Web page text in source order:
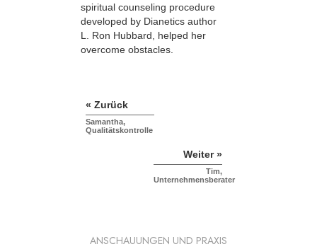
spiritual counseling procedure
developed by Dianetics author
L. Ron Hubbard, helped her
overcome obstacles.
« Zurück
Samantha,
Qualitätskontrolle
Weiter »
Tim,
Unternehmensberater
ANSCHAUUNGEN UND PRAXIS